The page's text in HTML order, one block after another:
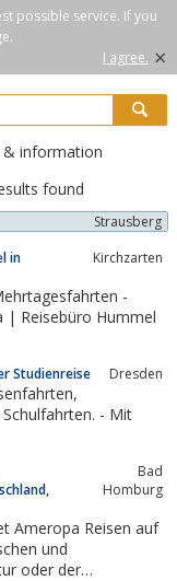
possible service. If you
I agree. ×
information
found
Strausberg
in
Kirchzarten
-
| Reisebüro Hummel
Studienreise Dresden
- Mit
Bad
Homburg
Ameropa Reisen auf
und